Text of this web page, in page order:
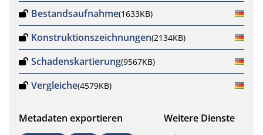
Bestandsaufnahme(1633KB)
Konstruktionszeichnungen(2134KB)
Schadenskartierung(9567KB)
Vergleiche(4579KB)
Metadaten exportieren Weitere Dienste